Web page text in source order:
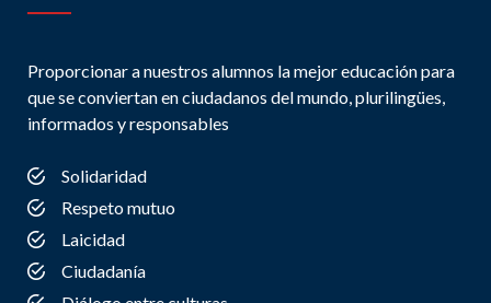
Proporcionar a nuestros alumnos la mejor educación para
que se conviertan en ciudadanos del mundo, plurilingües,
informados y responsables
Solidaridad
Respeto mutuo
Laicidad
Ciudadanía